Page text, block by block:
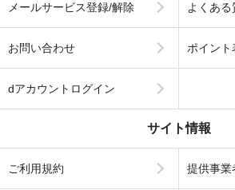
メールサービス登録/解除 よくある
お問い合わせ ポイント
dアカウントログイン
サイト情報
ご利用規約 提供事業